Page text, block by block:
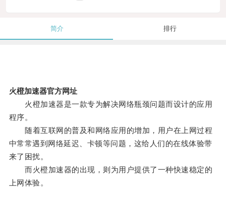
简介 排行
火橙加速器官方网址
火橙加速器是一款专为解决网络瓶颈问题而设计的应用
程序。
随着互联网的普及和网络应用的增加，用户在上网过程
中常常遇到网络延迟、卡顿等问题，这给人们的在线体验带
来了困扰。
而火橙加速器的出现，则为用户提供了一种快速稳定的
上网体验。